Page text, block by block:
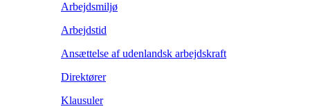
Arbejdsmiljø
Arbejdstid
Ansættelse af udenlandsk arbejdskraft
Direktører
Klausuler